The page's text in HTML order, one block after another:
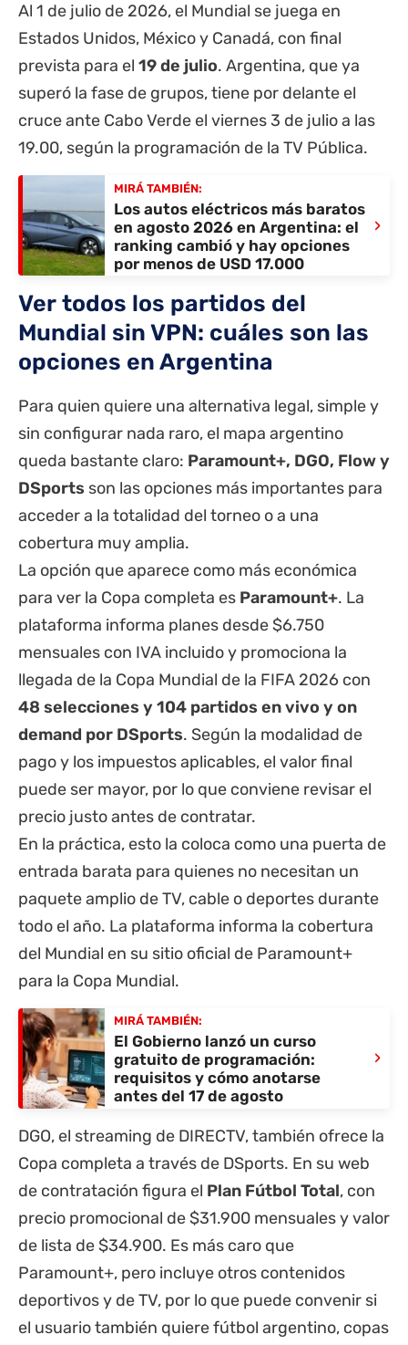
Al 1 de julio de 2026, el Mundial se juega en
Estados Unidos, México y Canadá, con final
prevista para el 19 de julio. Argentina, que ya
superó la fase de grupos, tiene por delante el
cruce ante Cabo Verde el viernes 3 de julio a las
19.00, según la programación de la TV Pública.
MIRÁ TAMBIÉN:
Los autos eléctricos más baratos
en agosto 2026 en Argentina: el
ranking cambió y hay opciones
por menos de USD 17.000
›
Ver todos los partidos del
Mundial sin VPN: cuáles son las
opciones en Argentina
Para quien quiere una alternativa legal, simple y
sin configurar nada raro, el mapa argentino
queda bastante claro: Paramount+, DGO, Flow y
DSports son las opciones más importantes para
acceder a la totalidad del torneo o a una
cobertura muy amplia.
La opción que aparece como más económica
para ver la Copa completa es Paramount+. La
plataforma informa planes desde $6.750
mensuales con IVA incluido y promociona la
llegada de la Copa Mundial de la FIFA 2026 con
48 selecciones y 104 partidos en vivo y on
demand por DSports. Según la modalidad de
pago y los impuestos aplicables, el valor final
puede ser mayor, por lo que conviene revisar el
precio justo antes de contratar.
En la práctica, esto la coloca como una puerta de
entrada barata para quienes no necesitan un
paquete amplio de TV, cable o deportes durante
todo el año. La plataforma informa la cobertura
del Mundial en su sitio oficial de Paramount+
para la Copa Mundial.
MIRÁ TAMBIÉN:
El Gobierno lanzó un curso
gratuito de programación:
requisitos y cómo anotarse
antes del 17 de agosto
›
DGO, el streaming de DIRECTV, también ofrece la
Copa completa a través de DSports. En su web
de contratación figura el Plan Fútbol Total, con
precio promocional de $31.900 mensuales y valor
de lista de $34.900. Es más caro que
Paramount+, pero incluye otros contenidos
deportivos y de TV, por lo que puede convenir si
el usuario también quiere fútbol argentino, copas